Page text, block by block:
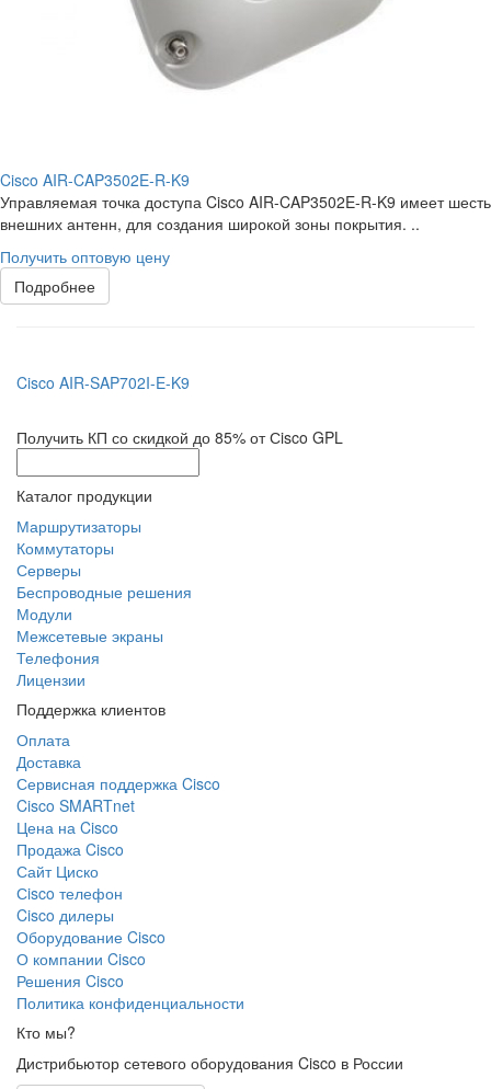
Cisco AIR-CAP3502E-R-K9
Управляемая точка доступа Cisco AIR-CAP3502E-R-K9 имеет шесть
внешних антенн, для создания широкой зоны покрытия. ..
Получить оптовую цену
Подробнее
Cisco AIR-SAP702I-E-K9
Получить КП со скидкой до 85% от Сisco GPL
Каталог продукции
Маршрутизаторы
Коммутаторы
Серверы
Беспроводные решения
Модули
Межсетевые экраны
Телефония
Лицензии
Поддержка клиентов
Оплата
Доставка
Сервисная поддержка Cisco
Cisco SMARTnet
Цена на Cisco
Продажа Cisco
Сайт Циско
Сisco телефон
Cisco дилеры
Оборудование Cisco
О компании Cisco
Решения Cisco
Политика конфиденциальности
Кто мы?
Дистрибьютор сетевого оборудования Cisco в России